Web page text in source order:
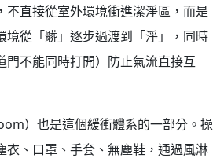
直接從室外環境衝進潔淨區，而是
境從「髒」逐步過渡到「淨」，同時
門不能同時打開）防止氣流直接互
）也是這個緩衝體系的一部分。操
衣、口罩、手套、無塵鞋，通過風淋